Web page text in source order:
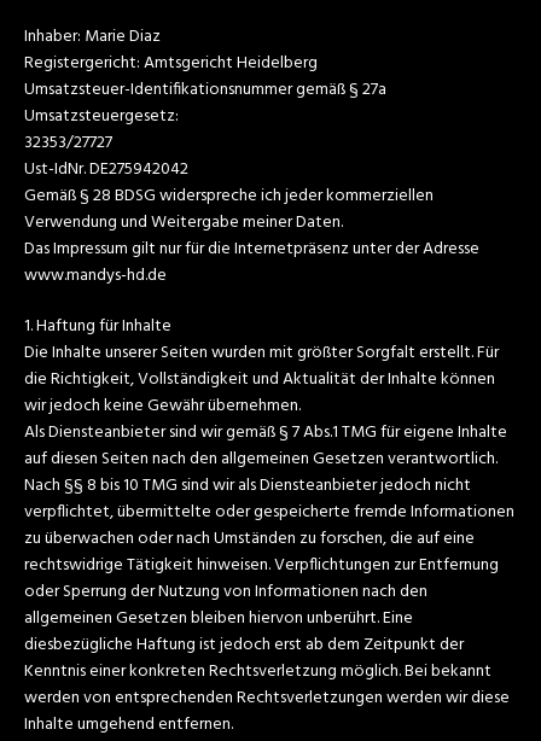
Inhaber: Marie Diaz
Registergericht: Amtsgericht Heidelberg
Umsatzsteuer-Identifikationsnummer gemäß § 27a
Umsatzsteuergesetz:
32353/27727
Ust-IdNr. DE275942042
Gemäß § 28 BDSG widerspreche ich jeder kommerziellen
Verwendung und Weitergabe meiner Daten.
Das Impressum gilt nur für die Internetpräsenz unter der Adresse
www.mandys-hd.de
1. Haftung für Inhalte
Die Inhalte unserer Seiten wurden mit größter Sorgfalt erstellt. Für
die Richtigkeit, Vollständigkeit und Aktualität der Inhalte können
wir jedoch keine Gewähr übernehmen.
Als Diensteanbieter sind wir gemäß § 7 Abs.1 TMG für eigene Inhalte
auf diesen Seiten nach den allgemeinen Gesetzen verantwortlich.
Nach §§ 8 bis 10 TMG sind wir als Diensteanbieter jedoch nicht
verpflichtet, übermittelte oder gespeicherte fremde Informationen
zu überwachen oder nach Umständen zu forschen, die auf eine
rechtswidrige Tätigkeit hinweisen. Verpflichtungen zur Entfernung
oder Sperrung der Nutzung von Informationen nach den
allgemeinen Gesetzen bleiben hiervon unberührt. Eine
diesbezügliche Haftung ist jedoch erst ab dem Zeitpunkt der
Kenntnis einer konkreten Rechtsverletzung möglich. Bei bekannt
werden von entsprechenden Rechtsverletzungen werden wir diese
Inhalte umgehend entfernen.